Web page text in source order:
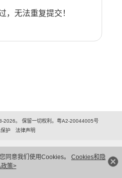
同意我们使用Cookies。 Cookies和隐
策>
，无法重复提交！
2026。 保留一切权利。粤A2-20044005号
保护
法律声明